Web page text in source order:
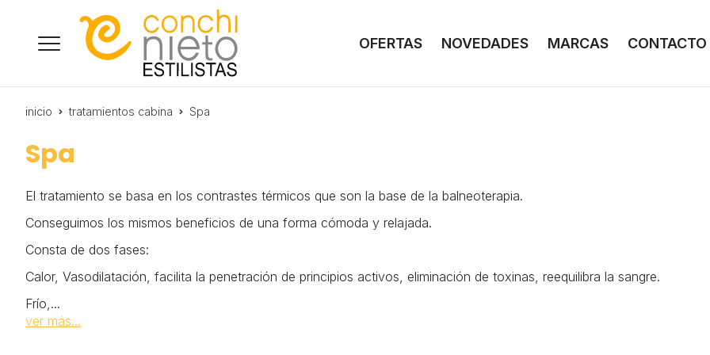
OFERTAS NOVEDADES MARCAS CONTACTO
inicio tratamientos cabina Spa
Spa
El tratamiento se basa en los contrastes térmicos que son la base de la balneoterapia.
Conseguimos los mismos beneficios de una forma cómoda y relajada.
Consta de dos fases:
Calor, Vasodilatación, facilita la penetración de principios activos, eliminación de toxinas, reequilibra la sangre.
Frío,...
ver más...